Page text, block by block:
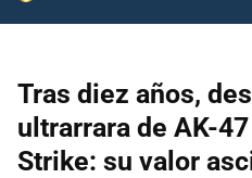
Tras diez años,
ultrarrara de AK-
Strike: su valor